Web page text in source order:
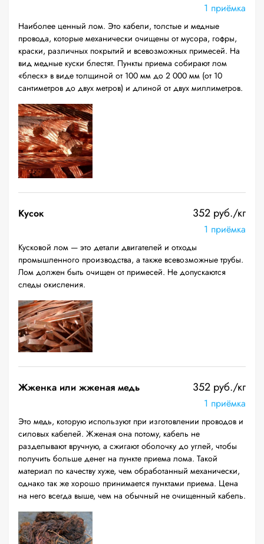
1 приёмка
Наиболее ценный лом. Это кабели, толстые и медные
провода, которые механически очищены от мусора, гофры,
краски, различных покрытий и всевозможных примесей. На
вид медные куски блестят. Пункты приема собирают лом
«блеск» в виде толщиной от 100 мм до 2 000 мм (от 10
сантиметров до двух метров) и длиной от двух миллиметров.
Кусок 352 руб./кг
1 приёмка
Кусковой лом — это детали двигателей и отходы
промышленного производства, а также всевозможные трубы.
Лом должен быть очищен от примесей. Не допускаются
следы окисления.
Жженка или жженая медь 352 руб./кг
1 приёмка
Это медь, которую используют при изготовлении проводов и
силовых кабелей. Жженая она потому, кабель не
разделывают вручную, а сжигают оболочку до углей, чтобы
получить больше денег на пункте приема лома. Такой
материал по качеству хуже, чем обработанный механически,
однако так же хорошо принимается пунктами приема. Цена
на него всегда выше, чем на обычный не очищенный кабель.